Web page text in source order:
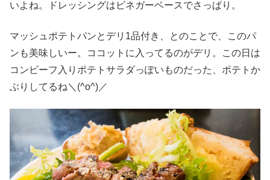
いよね。ドレッシングはビネガーベースでさっぱり。
マッシュポテトパンとデリ1品付き、とのことで、このパ
ンも美味しいー。ココットに入ってるのがデリ。この日は
コンビーフ入りポテトサラダっぽいものだった、ポテトか
ぶりしてるね＼(^o^)／